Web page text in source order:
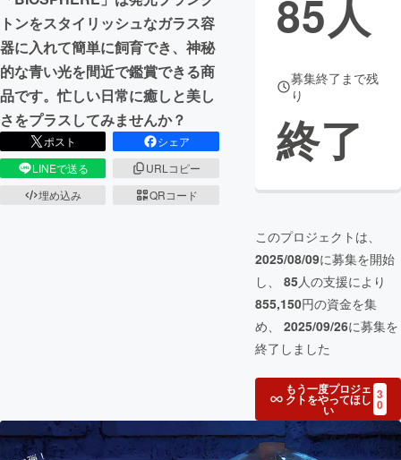
トンをスタイリッシュなガラス容
器に入れて簡単に飼育でき、神秘
的な青い光を間近で鑑賞できる商
品です。忙しい日常に癒しと美し
さをプラスしてみませんか？
ポスト
シェア
LINEで送る
URLコピー
埋め込み
QRコード
85人
募集終了まで残
り
終了
このプロジェクトは、
2025/08/09に募集を開始
し、 85人の支援により
855,150円の資金を集
め、 2025/09/26に募集を
終了しました
もう一度プロジェ
クトをやってほし
い
3
0